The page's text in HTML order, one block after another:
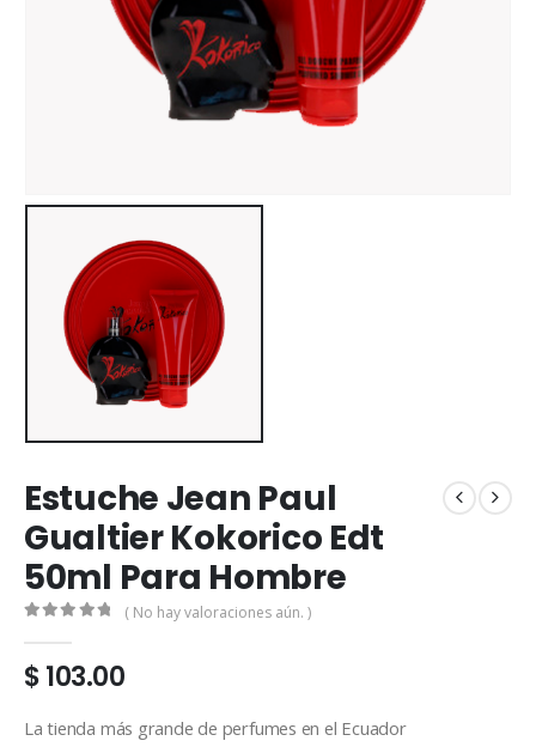
Estuche Jean Paul
Gualtier Kokorico Edt
50ml Para Hombre
( No hay valoraciones aún. )
$103.00
La tienda más grande de perfumes en el Ecuador